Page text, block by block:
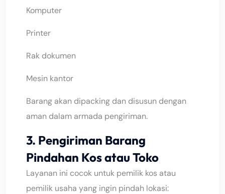
Komputer
Printer
Rak dokumen
Mesin kantor
Barang akan dipacking dan disusun dengan
aman dalam armada pengiriman.
3. Pengiriman Barang
Pindahan Kos atau Toko
Layanan ini cocok untuk pemilik kos atau
pemilik usaha yang ingin pindah lokasi: